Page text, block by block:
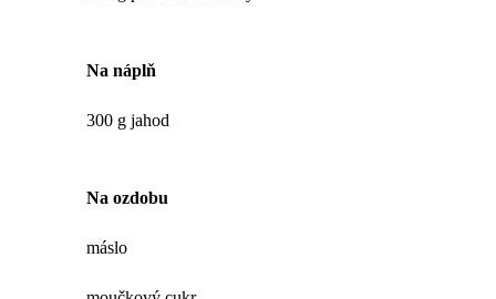
Na náplň
300 g jahod
Na ozdobu
máslo